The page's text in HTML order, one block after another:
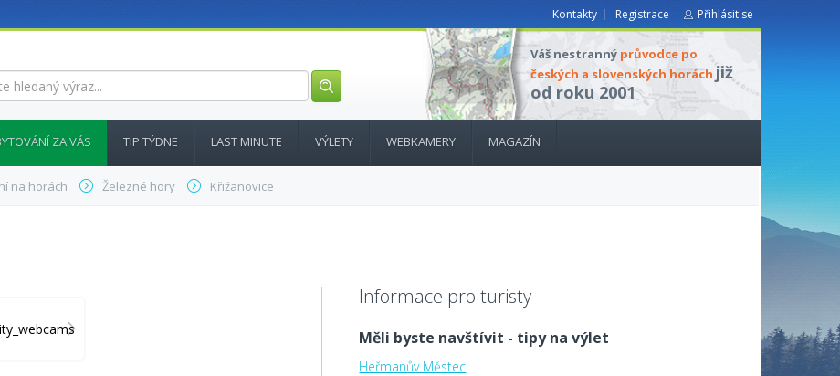
Kontakty Registrace Přihlásit se
Váš nestranný průvodce po
českých a slovenských horách již
od roku 2001
ZA VÁS TIP TÝDNE LAST MINUTE VÝLETY WEBKAMERY MAGAZÍN
na horách Železné hory Křižanovice
Informace pro turisty
Měli byste navštívit - tipy na výlet
Heřmanův Městec